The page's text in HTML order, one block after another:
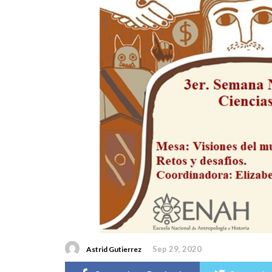
Astrid Gutierrez Sep 29, 2020